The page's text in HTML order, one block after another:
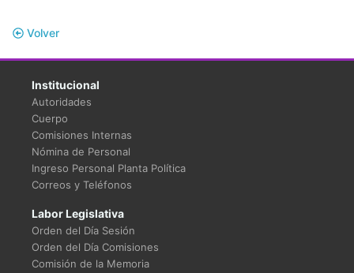
Volver
Institucional
Autoridades
Cuerpo
Comisiones Internas
Nómina de Personal
Ingreso Personal Planta Política
Correos y Teléfonos
Labor Legislativa
Orden del Día Sesión
Orden del Día Comisiones
Comisión de la Memoria